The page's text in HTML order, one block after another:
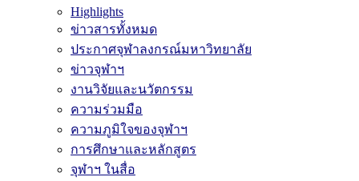
Highlights
ข่าวสารทั้งหมด
ประกาศจุฬาลงกรณ์มหาวิทยาลัย
ข่าวจุฬาฯ
งานวิจัยและนวัตกรรม
ความร่วมมือ
ความภูมิใจของจุฬาฯ
การศึกษาและหลักสูตร
จุฬาฯ ในสื่อ